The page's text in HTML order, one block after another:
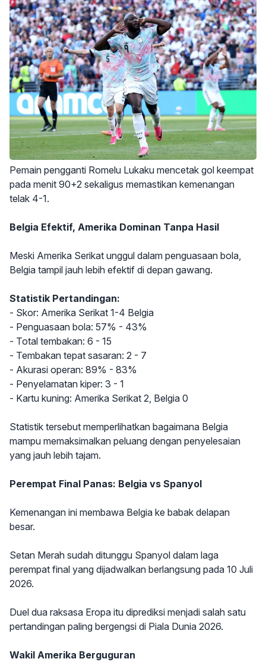
Pemain pengganti Romelu Lukaku mencetak gol keempat
pada menit 90+2 sekaligus memastikan kemenangan
telak 4-1.
Belgia Efektif, Amerika Dominan Tanpa Hasil
Meski Amerika Serikat unggul dalam penguasaan bola,
Belgia tampil jauh lebih efektif di depan gawang.
Statistik Pertandingan:
- Skor: Amerika Serikat 1-4 Belgia
- Penguasaan bola: 57% - 43%
- Total tembakan: 6 - 15
- Tembakan tepat sasaran: 2 - 7
- Akurasi operan: 89% - 83%
- Penyelamatan kiper: 3 - 1
- Kartu kuning: Amerika Serikat 2, Belgia 0
Statistik tersebut memperlihatkan bagaimana Belgia
mampu memaksimalkan peluang dengan penyelesaian
yang jauh lebih tajam.
Perempat Final Panas: Belgia vs Spanyol
Kemenangan ini membawa Belgia ke babak delapan
besar.
Setan Merah sudah ditunggu Spanyol dalam laga
perempat final yang dijadwalkan berlangsung pada 10 Juli
2026.
Duel dua raksasa Eropa itu diprediksi menjadi salah satu
pertandingan paling bergengsi di Piala Dunia 2026.
Wakil Amerika Berguguran